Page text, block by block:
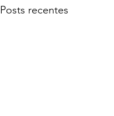
Posts recentes